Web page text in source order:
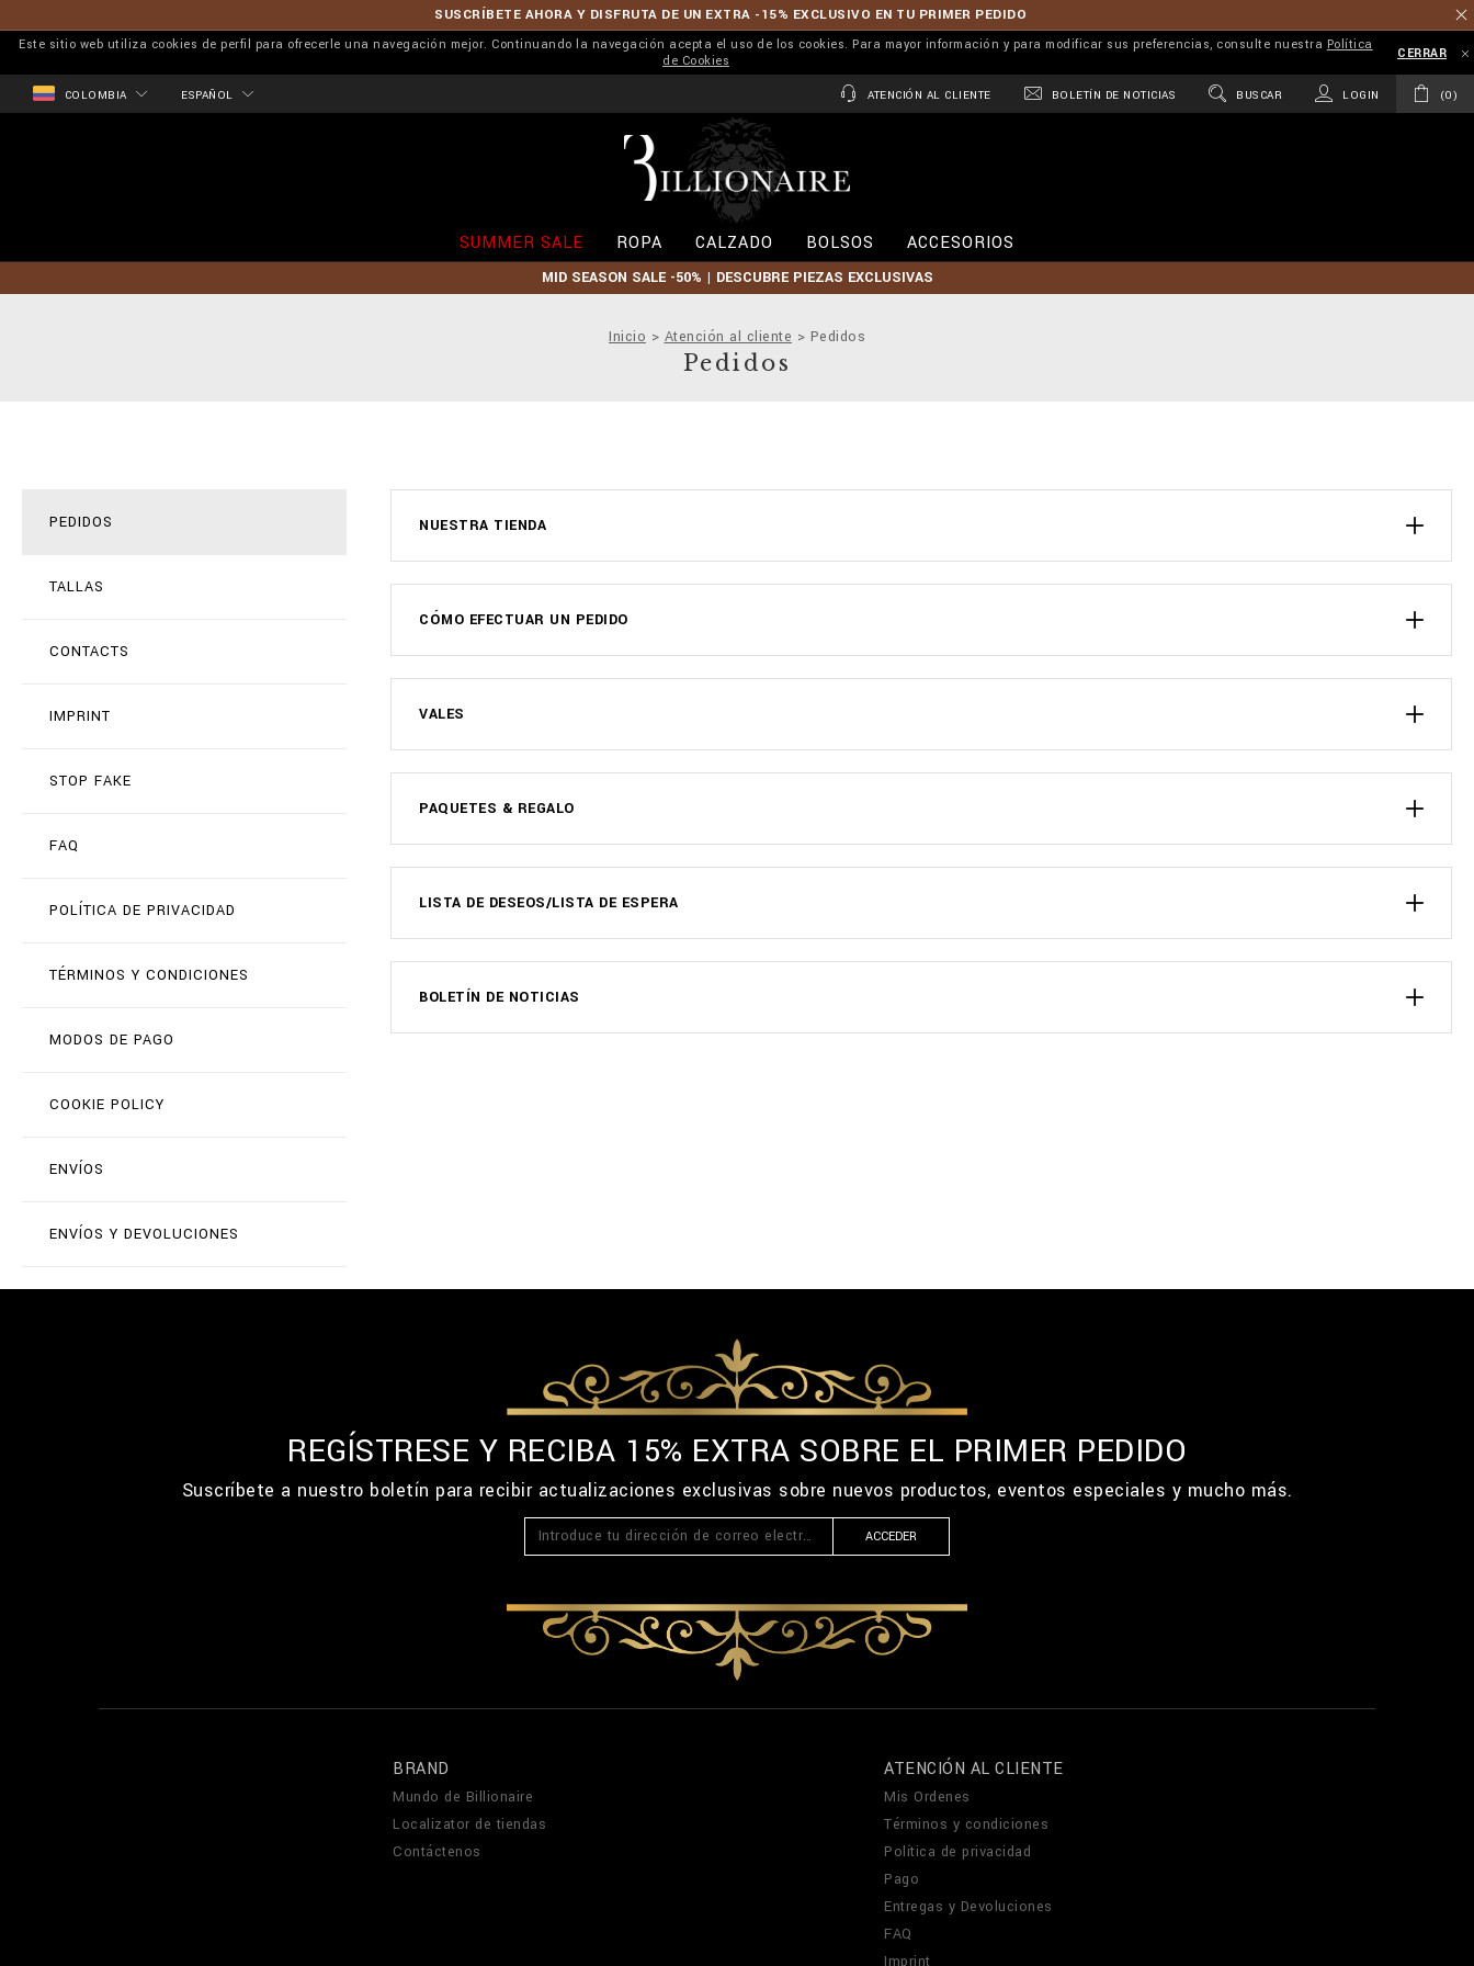
SUSCRÍBETE AHORA Y DISFRUTA DE UN EXTRA -15% EXCLUSIVO EN TU PRIMER PEDIDO
Este sitio web utiliza cookies de perfil para ofrecerle una navegación mejor. Continuando la navegación acepta el uso de los cookies. Para mayor información y para modificar sus preferencias, consulte nuestra Política
de Cookies
CERRAR
COLOMBIA ESPAÑOL ATENCIÓN AL CLIENTE BOLETÍN DE NOTICIAS BUSCAR LOGIN 0
l
o
n
a
e
SUMMER SALE ROPA CALZADO BOLSOS ACCESORIOS
MID SEASON SALE -50% | DESCUBRE PIEZAS EXCLUSIVAS
Inicio Atención al cliente Pedidos
Pedidos
PEDIDOS
TALLAS
CONTACTS
IMPRINT
STOP FAKE
FAQ
POLÍTICA DE PRIVACIDAD
TÉRMINOS Y CONDICIONES
MODOS DE PAGO
COOKIE POLICY
ENVÍOS
ENVÍOS Y DEVOLUCIONES
NUESTRA TIENDA
CÓMO EFECTUAR UN PEDIDO
VALES
PAQUETES & REGALO
LISTA DE DESEOS/LISTA DE ESPERA
BOLETÍN DE NOTICIAS
REGÍSTRESE Y RECIBA 15% EXTRA SOBRE EL PRIMER PEDIDO
Suscríbete a nuestro boletín para recibir actualizaciones exclusivas sobre nuevos productos, eventos especiales y mucho más.
ACCEDER
BRAND
Mundo de Billionaire
Localizator de tiendas
Contáctenos
ATENCIÓN AL CLIENTE
Mis Ordenes
Términos y condiciones
Política de privacidad
Pago
Entregas y Devoluciones
FAQ
Imprint